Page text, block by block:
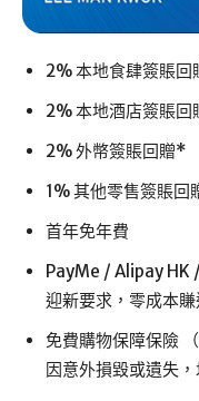
2% 本地食肆簽賬回
2% 本地酒店簽賬回
2% 外幣簽賬回贈*
1% 其他零售簽賬回
首年免年費
PayMe / Alipay HK
迎新要求，零成本
免費購物保障保險
因意外損毀或遺失